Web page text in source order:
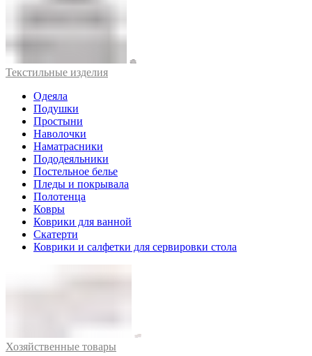
Текстильные изделия
Одеяла
Подушки
Простыни
Наволочки
Наматрасники
Пододеяльники
Постельное белье
Пледы и покрывала
Полотенца
Ковры
Коврики для ванной
Скатерти
Коврики и салфетки для сервировки стола
Хозяйственные товары